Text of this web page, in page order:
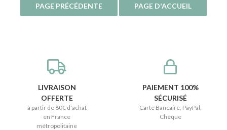
LIVRAISON
OFFERTE
à partir de 80€ d'achat
en France
métropolitaine
PAIEMENT 100%
SÉCURISÉ
Carte Bancaire, PayPal,
Chèque